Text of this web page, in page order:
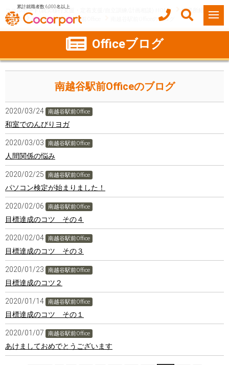
累計就職者数 6,000名以上
ココルポート(就労移行支援・定着支援/自立訓練/計画相談) HOME
事業所紹介
埼玉県
越谷市 南越谷駅前Office 南越谷駅前Officeのブログ
Officeブログ
南越谷駅前Officeのブログ
2020/03/24 南越谷駅前Office
和室でのんびりヨガ
2020/03/03 南越谷駅前Office
人間関係の悩み
2020/02/25 南越谷駅前Office
パソコン検定が始まりました！
2020/02/06 南越谷駅前Office
目標達成のコツ その４
2020/02/04 南越谷駅前Office
目標達成のコツ その３
2020/01/23 南越谷駅前Office
目標達成のコツ２
2020/01/14 南越谷駅前Office
目標達成のコツ その１
2020/01/07 南越谷駅前Office
あけましておめでとうございます